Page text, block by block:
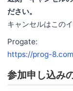
ださい。
キャンセルはこの
Progate:
https://prog-
参加申し込み